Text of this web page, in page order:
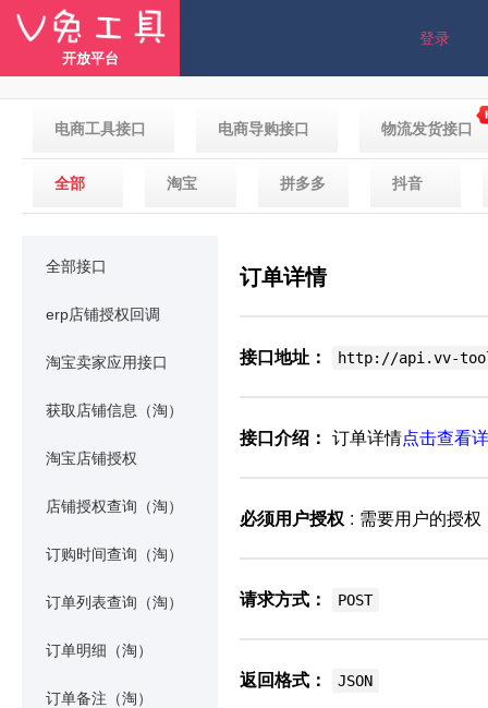
开放平台
登录
电商工具接口 电商导购接口 物流发货接口
全部 淘宝 拼多多 抖音
全部接口
erp店铺授权回调
淘宝卖家应用接口
获取店铺信息（淘）
淘宝店铺授权
店铺授权查询（淘）
订购时间查询（淘）
订单列表查询（淘）
订单明细（淘）
订单备注（淘）
订单详情
接口地址： http://api.vv-
接口介绍： 订单详情点击查看
必须用户授权 : 需要用户的授
请求方式： POST
返回格式： JSON